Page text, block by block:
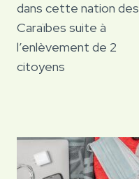
dans cette nation des
Caraïbes suite à
l’enlèvement de 2
citoyens